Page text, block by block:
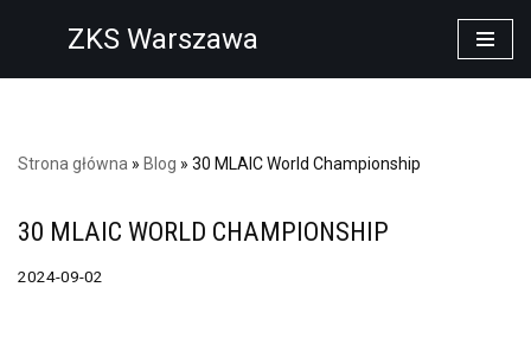
ZKS Warszawa
Strona główna » Blog » 30 MLAIC World Championship
30 MLAIC WORLD CHAMPIONSHIP
2024-09-02